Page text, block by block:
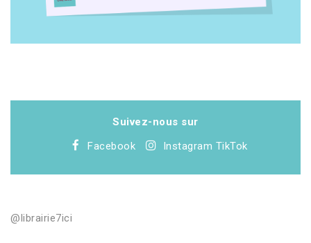
Suivez-nous sur
Facebook
Instagram TikTok
@librairie7ici